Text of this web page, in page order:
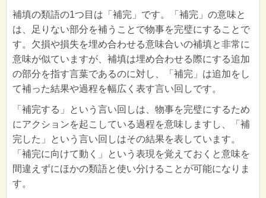
補填の類語の1つ目は「補完」です。「補完」の意味と
は、足りない部分を補うことで物事を完璧にすることで
す。欠損や損失を埋め合わせる意味合いの補填と非常に
意味が似ていますが、補填は埋め合わせる際にする追加
の部分を指す言葉であるのに対し、「補完」は追加をし
て補った結果や過程を幅広く表す言い回しです。
「補完する」という言い回しは、物事を完璧にするため
にアクションを起こしている過程を意味しますし、「補
完した」という言い回しはその結果を表しています。
「補完に向けて動く」という表現を覚えておくと意味を
間違えずにほかの類語と使い分けることが可能になりま
す。